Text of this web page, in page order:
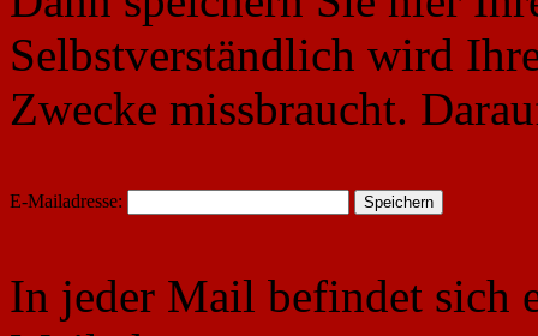
Selbstverständlich wird
Zwecke missbraucht.
E-Mailadresse:
In jeder Mail befindet sich